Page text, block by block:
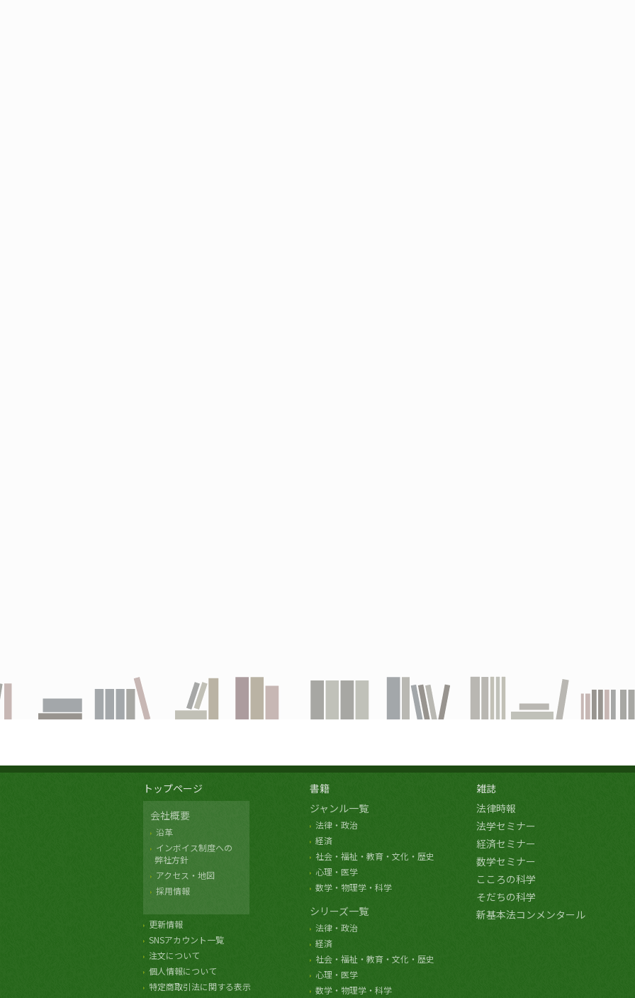
トップページ
会社概要
沿革
インボイス制度への
弊社方針
アクセス・地図
採用情報
更新情報
SNSアカウント一覧
注文について
個人情報について
特定商取引法に関する表示
書籍
ジャンル一覧
法律・政治
経済
社会・福祉・教育・文化・歴史
心理・医学
数学・物理学・科学
シリーズ一覧
法律・政治
経済
社会・福祉・教育・文化・歴史
心理・医学
数学・物理学・科学
雑誌
法律時報
法学セミナー
経済セミナー
数学セミナー
こころの科学
そだちの科学
新基本法コンメンタール